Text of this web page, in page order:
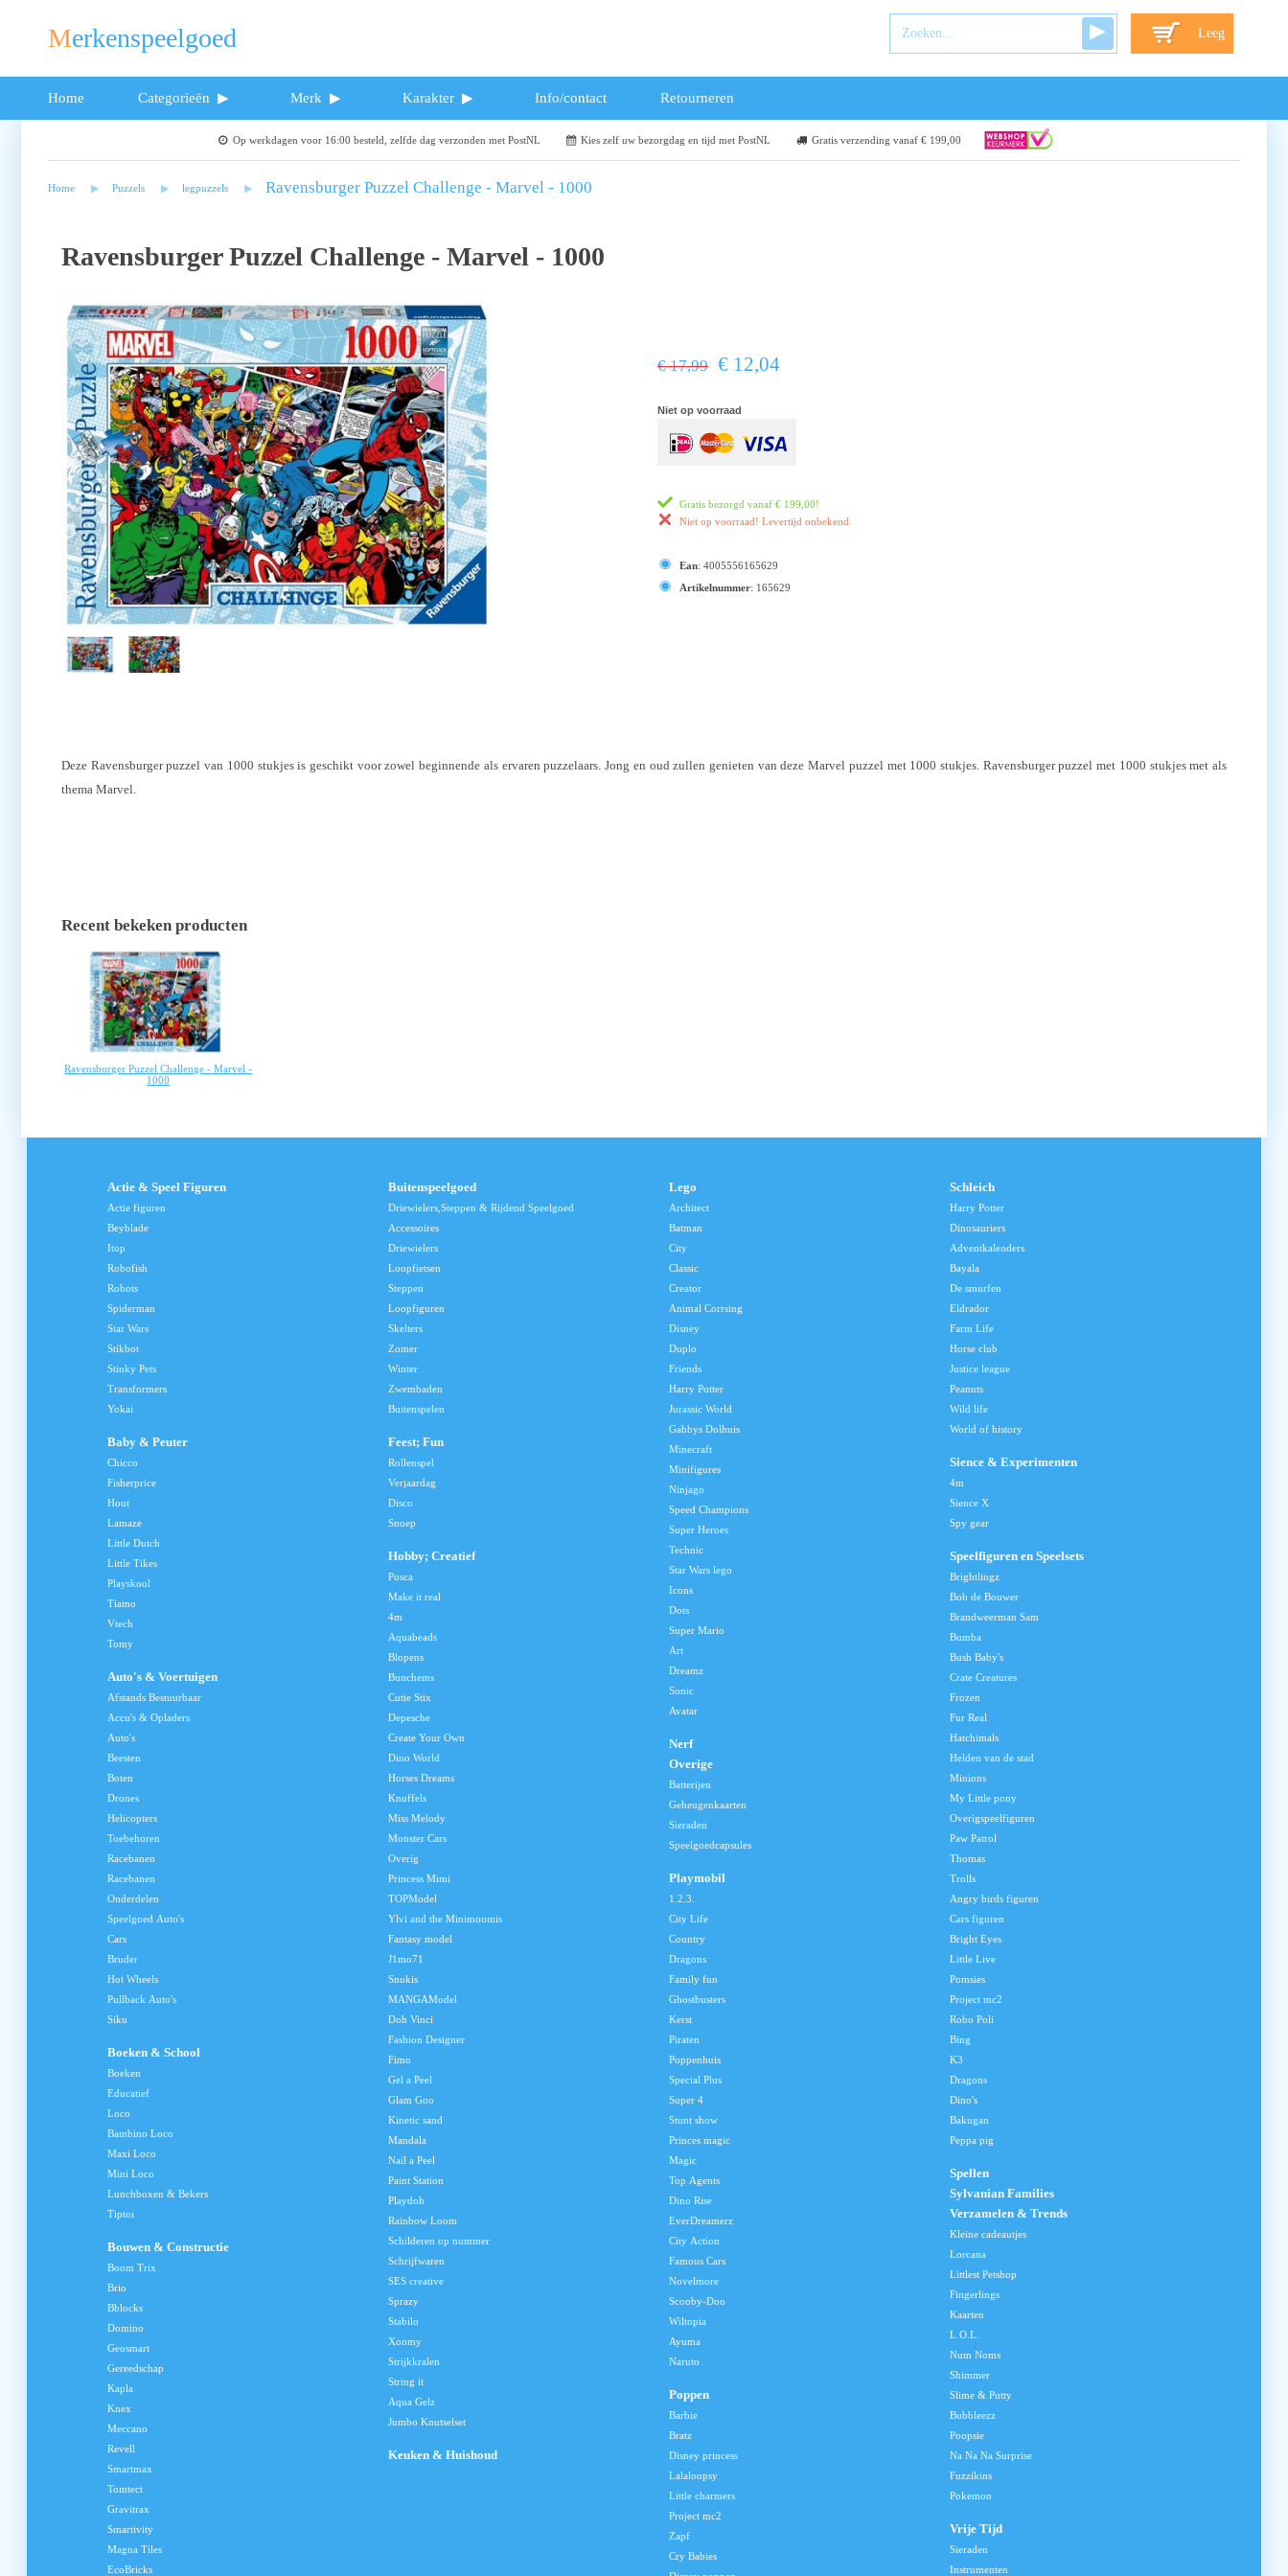
Merkenspeelgoed Leeg
Home Categorieën Merk Karakter Info/contact Retourneren
Op werkdagen voor 16:00 besteld, zelfde dag verzonden met PostNL Kies zelf uw bezorgdag en tijd met PostNL Gratis verzending vanaf € 199,00
Home Puzzels legpuzzels Ravensburger Puzzel Challenge - Marvel - 1000
Ravensburger Puzzel Challenge - Marvel - 1000
€ 17,99 € 12,04
Niet op voorraad
Gratis bezorgd vanaf € 199,00!
Niet op voorraad! Levertijd onbekend.
Ean: 4005556165629
Artikelnummer: 165629
Deze Ravensburger puzzel van 1000 stukjes is geschikt voor zowel beginnende als ervaren puzzelaars. Jong en oud zullen genieten van deze Marvel puzzel met 1000 stukjes. Ravensburger puzzel met 1000 stukjes met als
thema Marvel.
Recent bekeken producten
Ravensburger Puzzel Challenge - Marvel -
1000
Actie & Speel Figuren
Actie figuren
Beyblade
Itop
Robofish
Robots
Spiderman
Star Wars
Stikbot
Stinky Pets
Transformers
Yokai
Baby & Peuter
Chicco
Fisherprice
Hout
Lamaze
Little Dutch
Little Tikes
Playskool
Tiamo
Vtech
Tomy
Auto's & Voertuigen
Afstands Bestuurbaar
Accu's & Opladers
Auto's
Beesten
Boten
Drones
Helicopters
Toebehoren
Racebanen
Racebanen
Onderdelen
Speelgoed Auto's
Cars
Bruder
Hot Wheels
Pullback Auto's
Siku
Boeken & School
Boeken
Educatief
Loco
Bambino Loco
Maxi Loco
Mini Loco
Lunchboxen & Bekers
Tiptoi
Bouwen & Constructie
Boom Trix
Brio
Bblocks
Domino
Geosmart
Gereedschap
Kapla
Knex
Meccano
Revell
Smartmax
Tomtect
Gravitrax
Smartivity
Magna Tiles
EcoBricks
Buitenspeelgoed
Driewielers,Steppen & Rijdend Speelgoed
Accessoires
Driewielers
Loopfietsen
Steppen
Loopfiguren
Skelters
Zomer
Winter
Zwembaden
Buitenspelen
Feest; Fun
Rollenspel
Verjaardag
Disco
Snoep
Hobby; Creatief
Posca
Make it real
4m
Aquabeads
Blopens
Bunchems
Cutie Stix
Depesche
Create Your Own
Dino World
Horses Dreams
Knuffels
Miss Melody
Monster Cars
Overig
Princess Mimi
TOPModel
Ylvi and the Minimoomis
Fantasy model
J1mo71
Snukis
MANGAModel
Doh Vinci
Fashion Designer
Fimo
Gel a Peel
Glam Goo
Kinetic sand
Mandala
Nail a Peel
Paint Station
Playdoh
Rainbow Loom
Schilderen op nummer
Schrijfwaren
SES creative
Sprazy
Stabilo
Xoomy
Strijkkralen
String it
Aqua Gelz
Jumbo Knutselset
Keuken & Huishoud
Lego
Architect
Batman
City
Classic
Creator
Animal Corrsing
Disney
Duplo
Friends
Harry Potter
Jurassic World
Gabbys Dolhuis
Minecraft
Minifigures
Ninjago
Speed Champions
Super Heroes
Technic
Star Wars lego
Icons
Dots
Super Mario
Art
Dreamz
Sonic
Avatar
Nerf
Overige
Batterijen
Geheugenkaarten
Sieraden
Speelgoedcapsules
Playmobil
1.2.3.
City Life
Country
Dragons
Family fun
Ghostbusters
Kerst
Piraten
Poppenhuis
Special Plus
Super 4
Stunt show
Princes magic
Magic
Top Agents
Dino Rise
EverDreamerz
City Action
Famous Cars
Novelmore
Scooby-Doo
Wiltopia
Ayuma
Naruto
Poppen
Barbie
Bratz
Disney princess
Lalaloopsy
Little charmers
Project mc2
Zapf
Cry Babies
Schleich
Harry Potter
Dinosauriers
Adventkalenders
Bayala
De smurfen
Eldrador
Farm Life
Horse club
Justice league
Peanuts
Wild life
World of history
Sience & Experimenten
4m
Sience X
Spy gear
Speelfiguren en Speelsets
Brightlingz
Bob de Bouwer
Brandweerman Sam
Bumba
Bush Baby's
Crate Creatures
Frozen
Fur Real
Hatchimals
Helden van de stad
Minions
My Little pony
Overigspeelfiguren
Paw Patrol
Thomas
Trolls
Angry birds figuren
Cars figuren
Bright Eyes
Little Live
Pomsies
Project mc2
Robo Poli
Bing
K3
Dragons
Dino's
Bakugan
Peppa pig
Spellen
Sylvanian Families
Verzamelen & Trends
Kleine cadeautjes
Lorcana
Littlest Petshop
Fingerlings
Kaarten
L.O.L.
Num Noms
Shimmer
Slime & Putty
Bubbleezz
Poopsie
Na Na Na Surprise
Fuzzikins
Pokemon
Vrije Tijd
Sieraden
Instrumenten